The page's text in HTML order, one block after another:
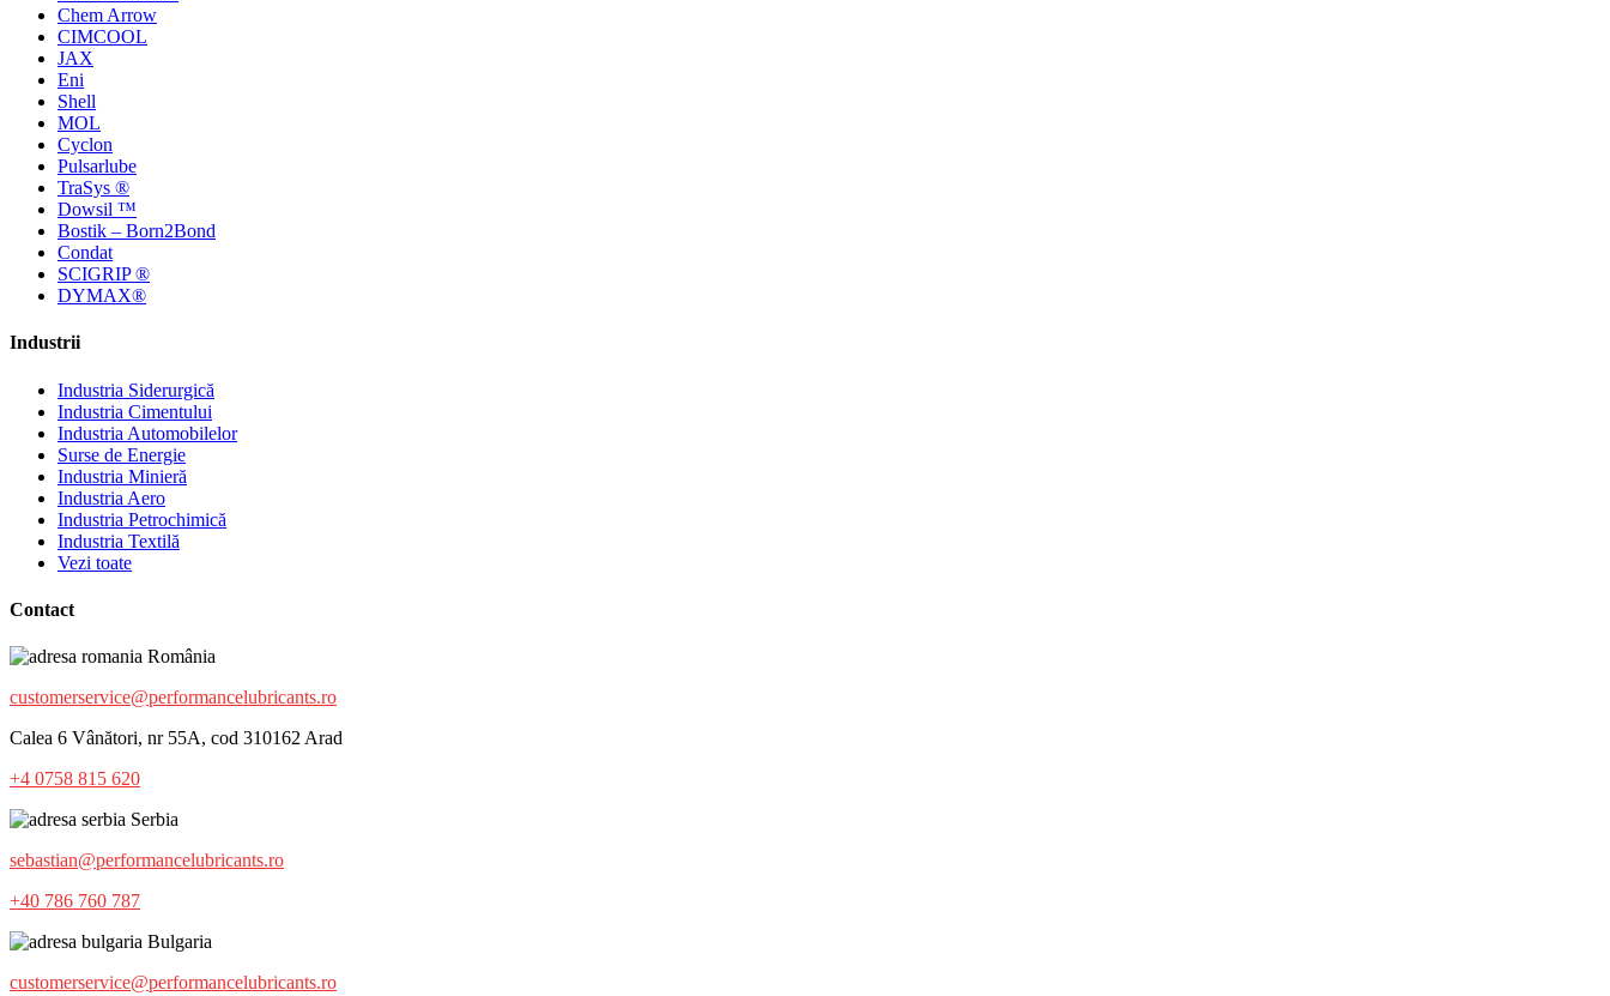
Chem Arrow
CIMCOOL
JAX
Eni
Shell
MOL
Cyclon
Pulsarlube
TraSys ®
Dowsil ™
Bostik – Born2Bond
Condat
SCIGRIP ®
DYMAX®
Industrii
Industria Siderurgică
Industria Cimentului
Industria Automobilelor
Surse de Energie
Industria Minieră
Industria Aero
Industria Petrochimică
Industria Textilă
Vezi toate
Contact
România
customerservice@performancelubricants.ro
Calea 6 Vânători, nr 55A, cod 310162 Arad
+4 0758 815 620
Serbia
sebastian@performancelubricants.ro
+40 786 760 787
Bulgaria
customerservice@performancelubricants.ro